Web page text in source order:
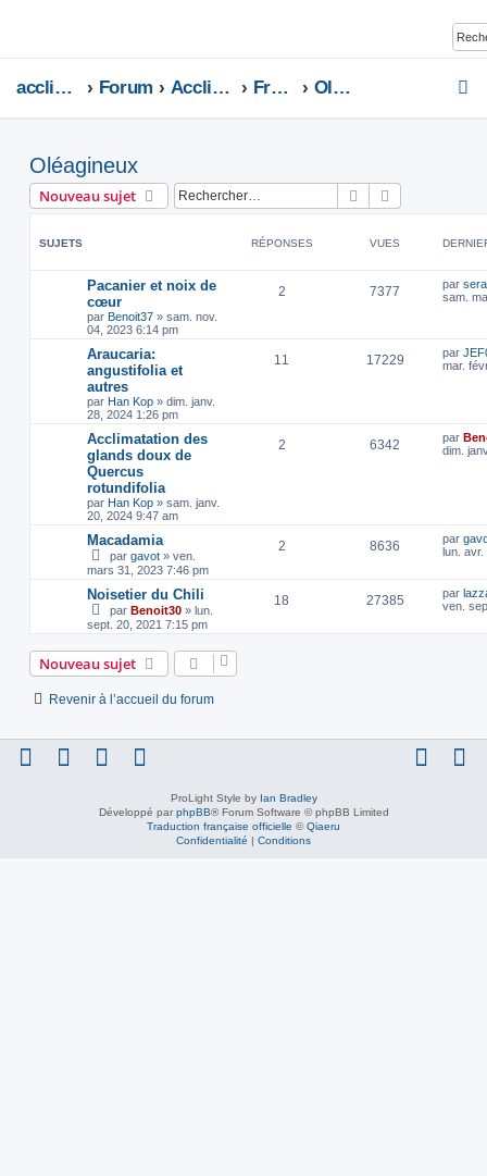
acclimatons.com Forum Acclimatons les fruitiers ! Fruitiers Oléagineux
Oléagineux
Nouveau sujet Rechercher
SUJETS RÉPONSES VUES
Pacanier et noix de
cœur
par Benoit37 » sam. nov.
04, 2023 6:14 pm
2 7377 par
sam.
Araucaria:
angustifolia et
autres
par Han Kop » dim. janv.
28, 2024 1:26 pm
11 17229 par
mar.
Acclimatation des
glands doux de
Quercus
rotundifolia
par Han Kop » sam. janv.
20, 2024 9:47 am
2 6342 par
dim.
Macadamia
par gavot » ven.
mars 31, 2023 7:46 pm
2 8636 par
lun. avr.
Noisetier du Chili
par Benoit30 » lun.
sept. 20, 2021 7:15 pm
18 27385 par
ven.
Nouveau sujet
Revenir à l’accueil du forum
ProLight Style by Ian Bradley
Développé par phpBB® Forum Software © phpBB Limited
Traduction française officielle ©Qiaeru
Confidentialité | Conditions